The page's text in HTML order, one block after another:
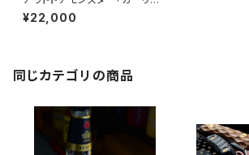
クボーイ」ワンユニット天板
¥22,000
同じカテゴリの商品